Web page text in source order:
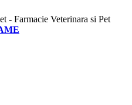
- Farmacie Veterinara si Pet